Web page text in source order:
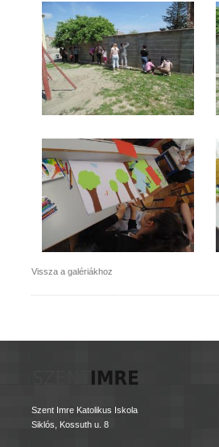
Vissza a galériákhoz
Szent Imre Katolikus Iskola
Siklós, Kossuth u. 8